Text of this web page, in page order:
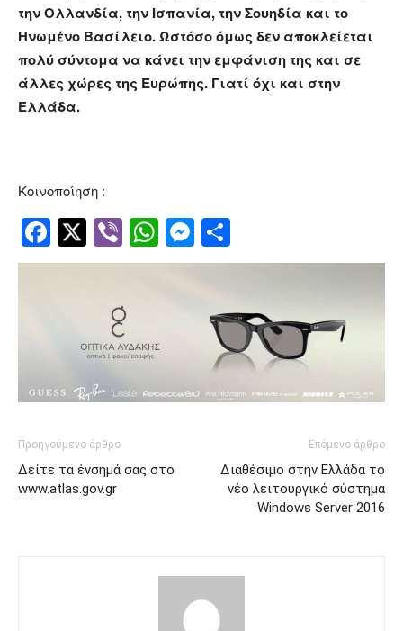
την Ολλανδία, την Ισπανία, την Σουηδία και το
Ηνωμένο Βασίλειο. Ωστόσο όμως δεν αποκλείεται
πολύ σύντομα να κάνει την εμφάνιση της και σε
άλλες χώρες της Ευρώπης. Γιατί όχι και στην
Ελλάδα.
Κοινοποίηση :
Facebook
Twitter
ViberWhatsApp
Messenger
Προηγούμενο άρθρο
Δείτε τα ένσημά σας στο
www.atlas.gov.gr
Επόμενο άρθρο
Διαθέσιμo στην Ελλάδα το
νέο λειτουργικό σύστημα
Windows Server 2016